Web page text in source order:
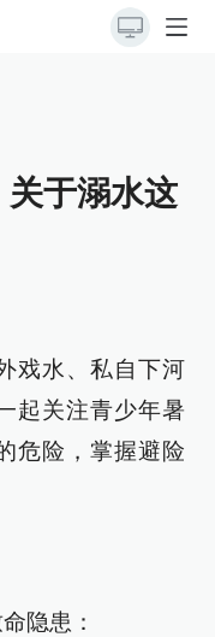
于溺水这
戏水、私自下河
起关注青少年暑
危险，掌握避险
隐患：